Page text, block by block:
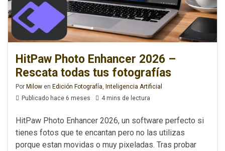
HitPaw Photo Enhancer 2026 –
Rescata todas tus fotografías
Por Milow en Edición Fotografía Inteligencia Artificial
Publicado hace 6 meses
4 mins de lectura
HitPaw Photo Enhancer 2026, un software perfecto si
tienes fotos que te encantan pero no las utilizas
porque estan movidas o muy pixeladas. Tras probar